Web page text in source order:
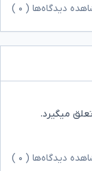
دیدگاه‌ها ( ۰
میگیرد.
دیدگاه‌ها ( ۰